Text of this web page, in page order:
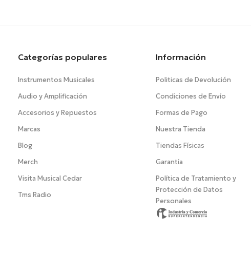
Categorías populares
Instrumentos Musicales
Audio y Amplificación
Accesorios y Repuestos
Marcas
Blog
Merch
Visita Musical Cedar
Tms Radio
Información
Politicas de Devolución
Condiciones de Envío
Formas de Pago
Nuestra Tienda
Tiendas Físicas
Garantía
Política de Tratamiento y
Protección de Datos
Personales